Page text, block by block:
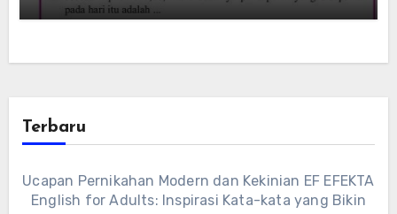
Terbaru
Ucapan Pernikahan Modern dan Kekinian EF EFEKTA
English for Adults: Inspirasi Kata-kata yang Bikin